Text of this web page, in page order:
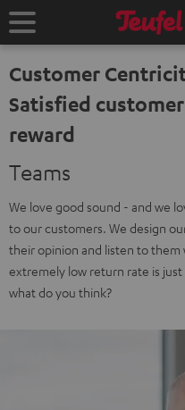
AL
Pagina
Customer
Satisfied
reward
Teams
We love good sound - and we
to our customers. We design
their opinion and listen to
extremely low return rate is
what do you think?